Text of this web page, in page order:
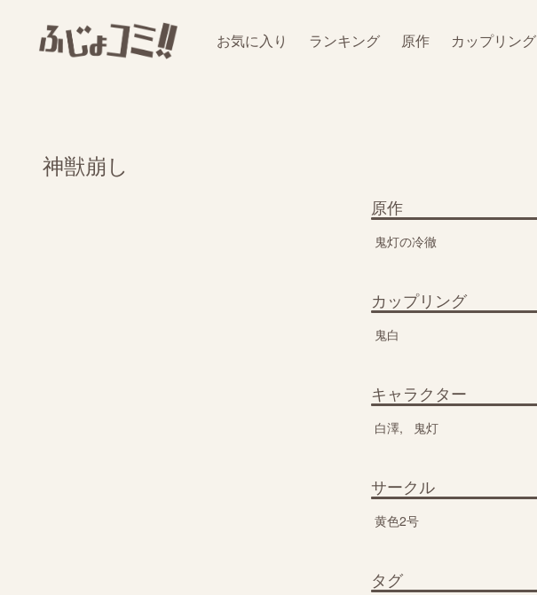
お気に入り ランキング 原作 カップリング
神獣崩し
原作
鬼灯の冷徹
カップリング
鬼白
キャラクター
白澤 鬼灯
サークル
黄色2号
タグ